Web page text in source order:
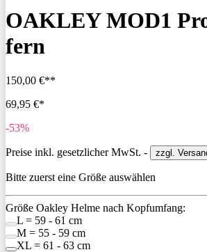
OAKLEY MOD1
fern
150,00 €**
69,95 €*
-53%
Preise inkl. gesetzlicher MwSt. - zzgl.
Bitte zuerst eine Größe auswählen
Größe Oakley Helme nach Kopfumfang:
L = 59 - 61 cm
M = 55 - 59 cm
XL = 61 - 63 cm